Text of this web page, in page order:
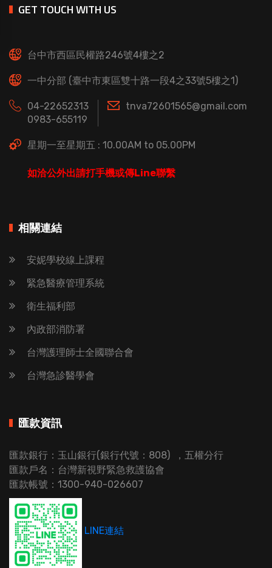
GET TOUCH WITH US
台中市西區民權路246號4樓之2
一中分部 (臺中市東區雙十路一段4之33號5樓之1)
04-22652313
0983-655119
tnva72601565@gmail.com
星期一至星期五 : 10.00AM to 05.00PM
如洽公外出請打手機或傳Line聯繫
相關連結
安妮學校線上課程
緊急醫療管理系統
衛生福利部
內政部消防署
台灣護理師士全國聯合會
台灣急診醫學會
匯款資訊
匯款銀行：玉山銀行(銀行代號：808) ，五權分行
匯款戶名：台灣新視野緊急救護協會
匯款帳號：1300-940-026607
LINE連結